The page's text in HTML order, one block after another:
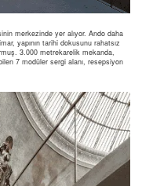
merkezinde yer alıyor. Ando daha
yapının tarihi dokusunu rahatsız
3.000 metrekarelik mekanda,
7 modüler sergi alanı, resepsiyon